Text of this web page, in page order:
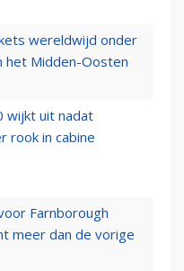
wereldwijd onder
het Midden-Oosten
wijkt uit nadat
rook in cabine
Farnborough
meer dan de vorige